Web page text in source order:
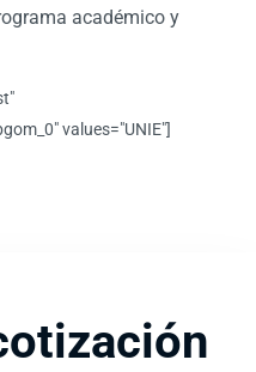
académico y
values="UNIE"]